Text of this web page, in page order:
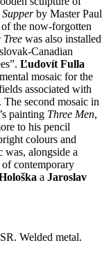
by Master Paul
the now-forgotten
was also installed
Canadian
Ľudovít Fulla
mosaic for the
associated with
second mosaic in
’s painting Three Men,
to his pencil
colours and
was, alongside a
contemporary
a Jaroslav
Welded metal.